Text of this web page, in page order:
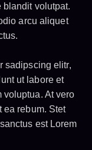
blandit volutpat.
arcu aliquet
sadipscing elitr,
ut labore et
voluptua. At vero
ea rebum. Stet
est Lorem